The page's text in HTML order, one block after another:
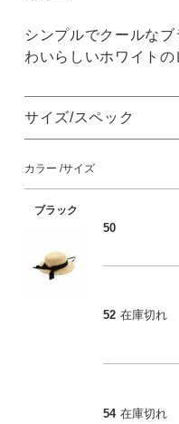
シンプルでクールな
わいらしいホワイトの
サイズ/スペック
カラー サイズ
ブラック
50
52 在庫切れ
54 在庫切れ